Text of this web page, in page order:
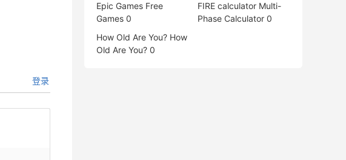
登录
Epic Games Free
Games 0
FIRE calculator Multi-
Phase Calculator 0
How Old Are You? How
Old Are You? 0